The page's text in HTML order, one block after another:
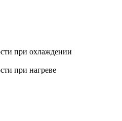
при охлаждении
при нагреве